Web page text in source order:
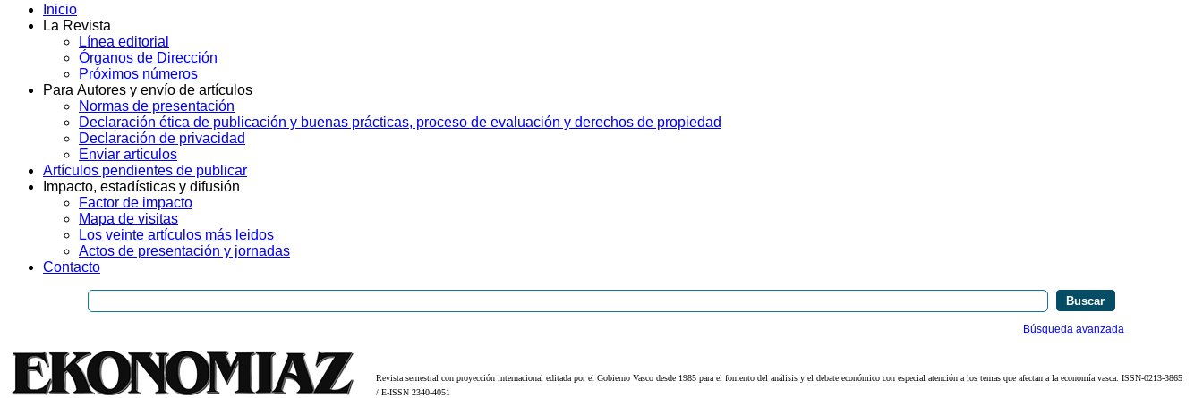
Inicio
La Revista
Línea editorial
Órganos de Dirección
Próximos números
Para Autores y envío de artículos
Normas de presentación
Declaración ética de publicación y buenas prácticas, proceso de evaluación y derechos de propiedad
Declaración de privacidad
Enviar artículos
Artículos pendientes de publicar
Impacto, estadísticas y difusión
Factor de impacto
Mapa de visitas
Los veinte artículos más leidos
Actos de presentación y jornadas
Contacto
Búsqueda avanzada
Revista semestral con proyección internacional editada por el Gobierno Vasco desde 1985 para el fomento del análisis y el debate económico con especial atención a los temas que afectan a la economía vasca. ISSN-0213-3865
/ E-ISSN 2340-4051